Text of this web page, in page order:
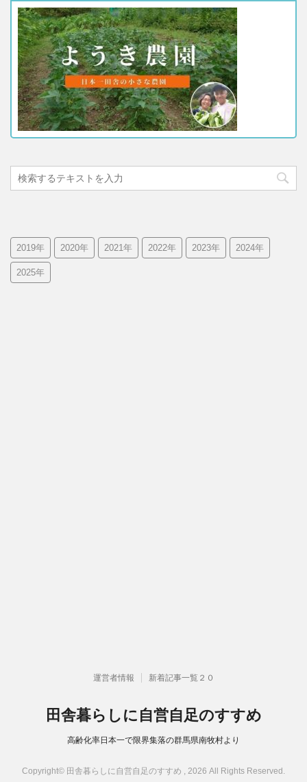
2019年 2020年 2021年 2022年 2023年 2024年
2025年
運営者情報 新着記事一覧２０
田舎暮らしに自営自足のすすめ
高齢化率日本一で限界集落の群馬県南牧村より
Copyright© 田舎暮らしに自営自足のすすめ , 2026 All Rights Reserved.